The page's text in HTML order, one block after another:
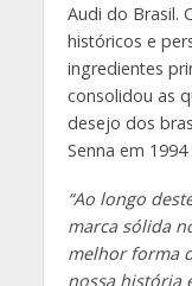
Audi do Brasil.
históricos e
ingredientes
consolidou as
desejo dos
Senna em
“Ao longo
marca sólida
melhor forma
nossa história